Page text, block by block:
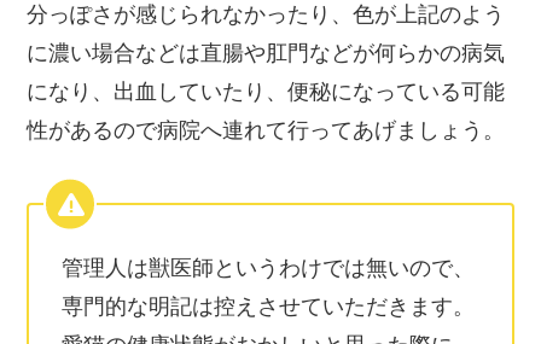
分っぽさが感じられなかったり、色が上記のよう
に濃い場合などは直腸や肛門などが何らかの病気
になり、出血していたり、便秘になっている可能
性があるので病院へ連れて行ってあげましょう。
管理人は獣医師というわけでは無いので、
専門的な明記は控えさせていただきます。